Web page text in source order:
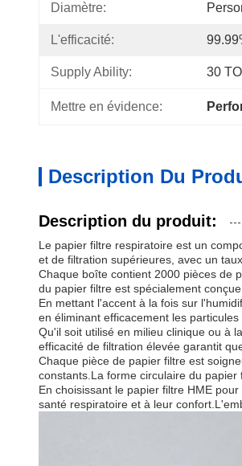
Diamètre:
L'efficacité:
Supply Ability: 30
Mettre en évidence:
Description Du
Description du produit:
Le papier filtre respiratoire est un
et de filtration supérieures, avec un
Chaque boîte contient 2000 pièces de
du papier filtre est spécialement
En mettant l'accent à la fois sur
en éliminant efficacement les
Qu'il soit utilisé en milieu clinique ou à
efficacité de filtration élevée garantit
Chaque pièce de papier filtre est
constants.La forme circulaire du
En choisissant le papier filtre HME
santé respiratoire et à leur